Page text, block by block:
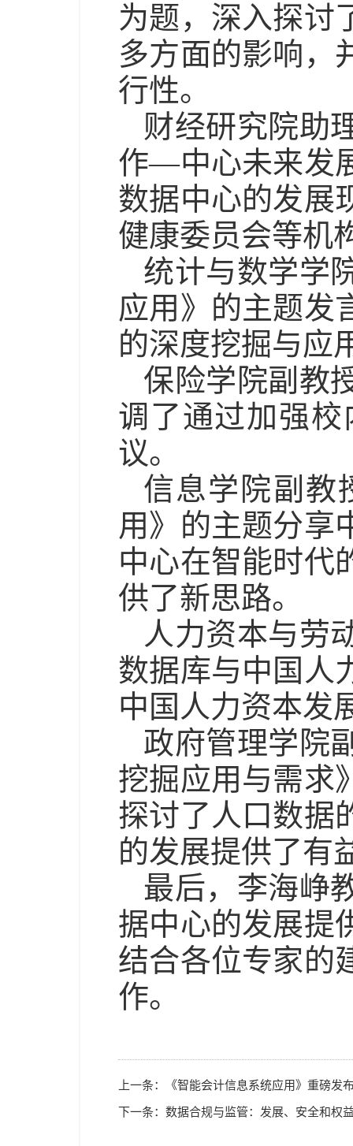
为题，深入探讨
多方面的影响，
行性。
财经研究院助
作—中心未来发
数据中心的发展
健康委员会等机
统计与数学学
应用》的主题发
的深度挖掘与应
保险学院副教
调了通过加强
议。
信息学院副教
用》的主题分享
中心在智能时代
供了新思路。
人力资本与劳
数据库与中国人
中国人力资本发
政府管理学院
挖掘应用与需求
探讨了人口数据
的发展提供了有
最后，李海峥
据中心的发展提
结合各位专家的
作。
上一条： 《智能会计信息系统应用》重磅发
下一条： 数据合规与监管：发展、安全和权